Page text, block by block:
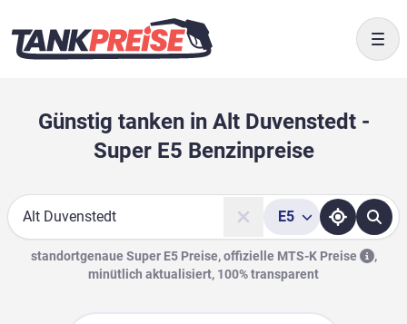
Günstig tanken in Alt Duvenstedt -
Super E5 Benzinpreise
Suche
E5
standortgenaue Super E5 Preise, offizielle MTS-K Preise
,
minütlich aktualisiert, 100% transparent